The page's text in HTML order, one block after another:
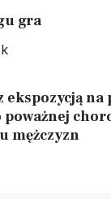
gra
ekspozycją na
poważnej
mężczyzn